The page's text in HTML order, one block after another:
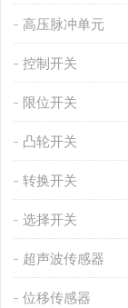
高压脉冲单元
控制开关
限位开关
凸轮开关
转换开关
选择开关
超声波传感器
位移传感器